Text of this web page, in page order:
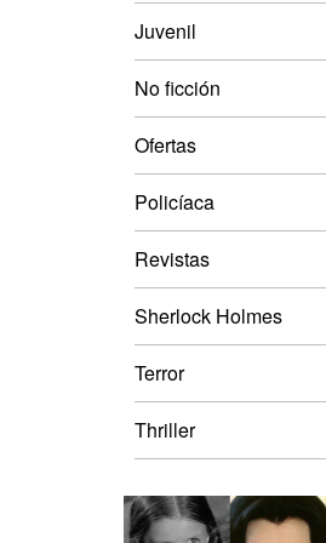
Juvenil
No ficción
Ofertas
Policíaca
Revistas
Sherlock Holmes
Terror
Thriller